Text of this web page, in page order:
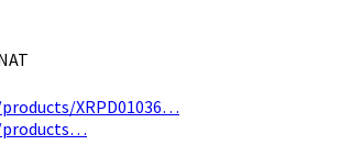
XRPD01036…
products…